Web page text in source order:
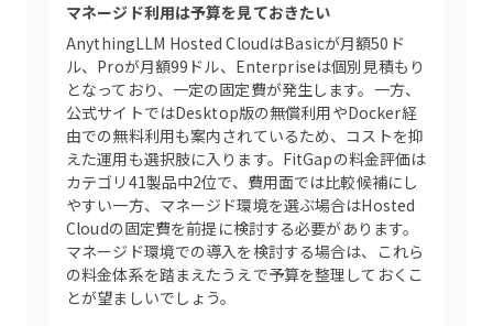
マネージド利用は予算を見ておきたい
AnythingLLM Hosted CloudはBasicが月額50ド
ル、Proが月額99ドル、Enterpriseは個別見積もり
となっており、一定の固定費が発生します。一方、
公式サイトではDesktop版の無償利用やDocker経
由での無料利用も案内されているため、コストを抑
えた運用も選択肢に入ります。FitGapの料金評価は
カテゴリ41製品中2位で、費用面では比較候補にし
やすい一方、マネージド環境を選ぶ場合はHosted
Cloudの固定費を前提に検討する必要があります。
マネージド環境での導入を検討する場合は、これら
の料金体系を踏まえたうえで予算を整理しておくこ
とが望ましいでしょう。